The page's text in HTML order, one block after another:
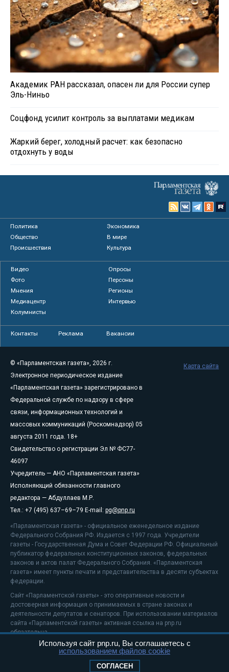
Академик РАН рассказал, опасен ли для России супер
Эль-Ниньо
Соцфонд усилит контроль за выплатами медикам
Жаркий берег, холодный расчет: как безопасно
отдохнуть у воды
Политика
Экономика
Общество
В мире
Происшествия
Культура
Видео
Опросы
Фото
Персоны
Мнения
Регионы
Медиацентр
Интервью
Колумнисты
Контакты Реклама Вакансии
© «Парламентская газета», 2026 г.
Электронное периодическое издание
«Парламентская газета» зарегистрировано в
Федеральной службе по надзору в сфере
связи, информационных технологий и
массовых коммуникаций (Роскомнадзор) 05
августа 2011 года. 18+
Свидетельство о регистрации Эл № ФС77-
46097
Учредитель — АНО «Парламентская газета»
Исполняющий обязанности главного
редактора — Абдуллаев М.Р.
Тел.: +7 (495) 637–69–79 E-mail: pg@pnp.ru
«Парламентская газета» - официальное еженедельное издание
Федерального Собрания РФ. Издается с 1997 года. Учредители
газеты - Государственная Дума и Совет Федерации РФ. Официальный
публикатор федеральных конституционных законов, федеральных
законов и актов палат Федерального Собрания. «Парламентская
газета» имеет пункты печати и представительства в десяти субъектах
федерации.
Сайт «Парламентской газеты» - это оперативные новости и
достоверная информация о принимаемых в стране законах и
деятельности депутатов и сенаторов. При использовании материалов
сайта «Парламентской газеты» активная ссылка на pnp.ru
обязательна.
На информационном ресурсе применяютсярекомендательные
Положение о защите персональных данных
Карта сайта
Используя сайт pnp.ru, Вы соглашаетесь с
использованием файлов cookie
СОГЛАСЕН